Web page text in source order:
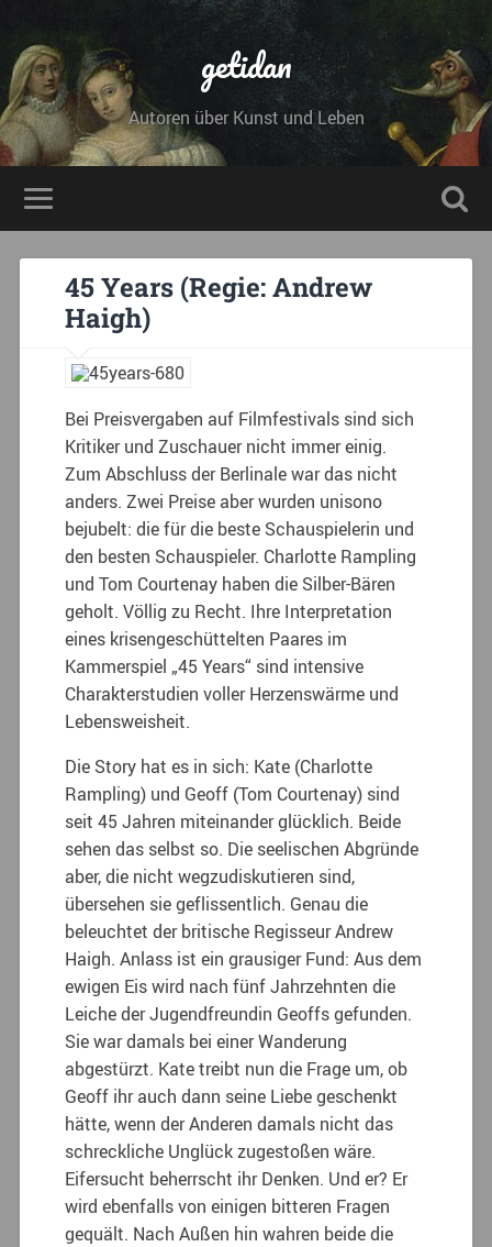
getidan
Autoren über Kunst und Leben
45 Years (Regie: Andrew
Haigh)
Bei Preisvergaben auf Filmfestivals sind sich
Kritiker und Zuschauer nicht immer einig.
Zum Abschluss der Berlinale war das nicht
anders. Zwei Preise aber wurden unisono
bejubelt: die für die beste Schauspielerin und
den besten Schauspieler. Charlotte Rampling
und Tom Courtenay haben die Silber-Bären
geholt. Völlig zu Recht. Ihre Interpretation
eines krisengeschüttelten Paares im
Kammerspiel „45 Years“ sind intensive
Charakterstudien voller Herzenswärme und
Lebensweisheit.
Die Story hat es in sich: Kate (Charlotte
Rampling) und Geoff (Tom Courtenay) sind
seit 45 Jahren miteinander glücklich. Beide
sehen das selbst so. Die seelischen Abgründe
aber, die nicht wegzudiskutieren sind,
übersehen sie geflissentlich. Genau die
beleuchtet der britische Regisseur Andrew
Haigh. Anlass ist ein grausiger Fund: Aus dem
ewigen Eis wird nach fünf Jahrzehnten die
Leiche der Jugendfreundin Geoffs gefunden.
Sie war damals bei einer Wanderung
abgestürzt. Kate treibt nun die Frage um, ob
Geoff ihr auch dann seine Liebe geschenkt
hätte, wenn der Anderen damals nicht das
schreckliche Unglück zugestoßen wäre.
Eifersucht beherrscht ihr Denken. Und er? Er
wird ebenfalls von einigen bitteren Fragen
gequält. Nach Außen hin wahren beide die